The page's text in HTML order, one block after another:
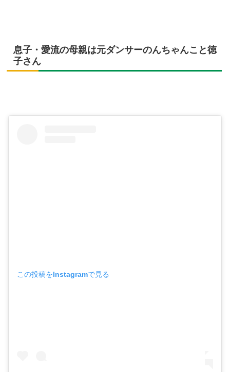
息子・愛流の母親は元ダンサーのんちゃんこと徳
子さん
この投稿をInstagramで見る